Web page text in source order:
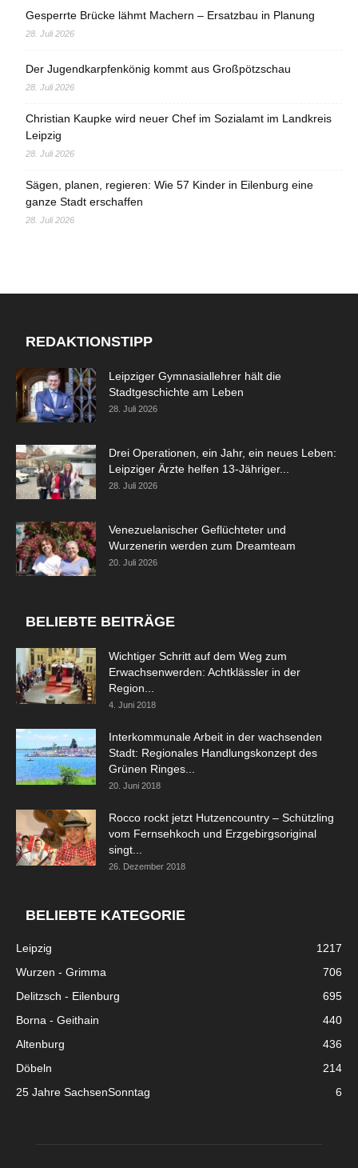
Gesperrte Brücke lähmt Machern – Ersatzbau in Planung
28. Juli 2026
Der Jugendkarpfenkönig kommt aus Großpötzschau
28. Juli 2026
Christian Kaupke wird neuer Chef im Sozialamt im Landkreis
Leipzig
28. Juli 2026
Sägen, planen, regieren: Wie 57 Kinder in Eilenburg eine
ganze Stadt erschaffen
28. Juli 2026
REDAKTIONSTIPP
Leipziger Gymnasiallehrer hält die
Stadtgeschichte am Leben
28. Juli 2026
Drei Operationen, ein Jahr, ein neues Leben:
Leipziger Ärzte helfen 13-Jähriger...
28. Juli 2026
Venezuelanischer Geflüchteter und
Wurzenerin werden zum Dreamteam
20. Juli 2026
BELIEBTE BEITRÄGE
Wichtiger Schritt auf dem Weg zum
Erwachsenwerden: Achtklässler in der
Region...
4. Juni 2018
Interkommunale Arbeit in der wachsenden
Stadt: Regionales Handlungskonzept des
Grünen Ringes...
20. Juni 2018
Rocco rockt jetzt Hutzencountry – Schützling
vom Fernsehkoch und Erzgebirgsoriginal
singt...
26. Dezember 2018
BELIEBTE KATEGORIE
Leipzig
1217
Wurzen - Grimma
706
Delitzsch - Eilenburg
695
Borna - Geithain
440
Altenburg
436
Döbeln
214
25 Jahre SachsenSonntag
6